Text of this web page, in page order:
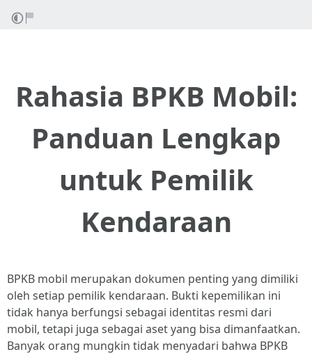
Rahasia BPKB Mobil:
Panduan Lengkap
untuk Pemilik
Kendaraan
BPKB mobil merupakan dokumen penting yang dimiliki
oleh setiap pemilik kendaraan. Bukti kepemilikan ini
tidak hanya berfungsi sebagai identitas resmi dari
mobil, tetapi juga sebagai aset yang bisa dimanfaatkan.
Banyak orang mungkin tidak menyadari bahwa BPKB